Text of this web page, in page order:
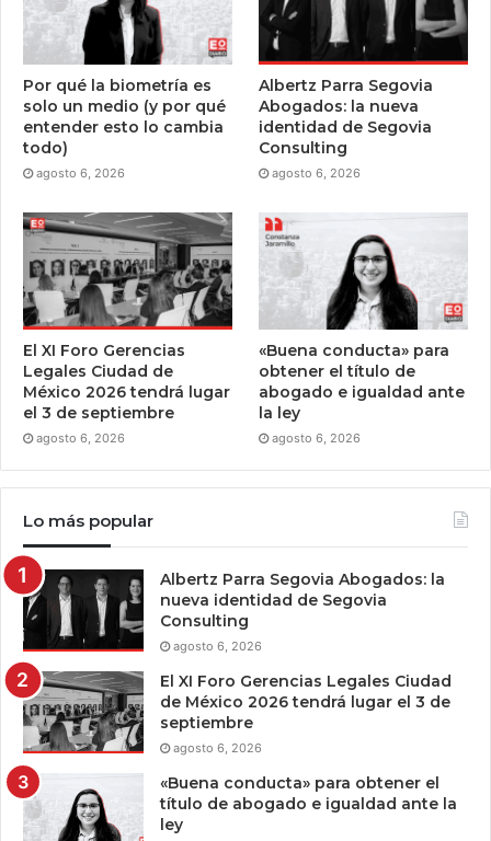
Por qué la biometría es
solo un medio (y por qué
entender esto lo cambia
todo)
agosto 6, 2026
Albertz Parra Segovia
Abogados: la nueva
identidad de Segovia
Consulting
agosto 6, 2026
El XI Foro Gerencias
Legales Ciudad de
México 2026 tendrá lugar
el 3 de septiembre
agosto 6, 2026
«Buena conducta» para
obtener el título de
abogado e igualdad ante
la ley
agosto 6, 2026
Lo más popular
Albertz Parra Segovia Abogados: la
nueva identidad de Segovia
Consulting
agosto 6, 2026
El XI Foro Gerencias Legales Ciudad
de México 2026 tendrá lugar el 3 de
septiembre
agosto 6, 2026
«Buena conducta» para obtener el
título de abogado e igualdad ante la
ley